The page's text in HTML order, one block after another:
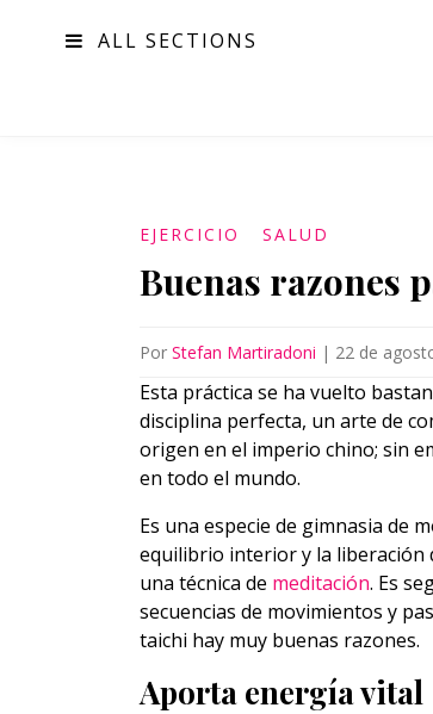
ALL SECTIONS
EJERCICIO SALUD
Buenas razones
Por Stefan Martiradoni | 22 de
Esta práctica se ha vuelto
disciplina perfecta, un arte de
origen en el imperio chino; sin
en todo el mundo.
Es una especie de gimnasia de
equilibrio interior y la liberación
una técnica de meditación. Es
secuencias de movimientos y
taichi hay muy buenas razones.
Aporta energía vital